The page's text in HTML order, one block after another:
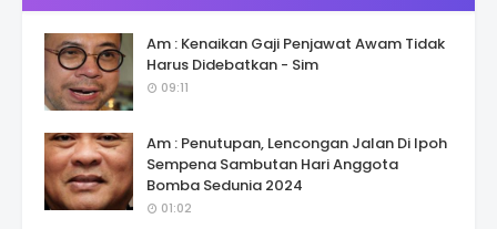
Am : Kenaikan Gaji Penjawat Awam Tidak
Harus Didebatkan - Sim
09:11
Am : Penutupan, Lencongan Jalan Di Ipoh
Sempena Sambutan Hari Anggota
Bomba Sedunia 2024
01:02